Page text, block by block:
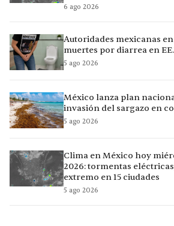
6 ago 2026
Autoridades mexicanas
muertes por diarrea en
5 ago 2026
México lanza plan
invasión del sargazo en
5 ago 2026
Clima en México hoy
2026: tormentas
extremo en 15 ciudades
5 ago 2026